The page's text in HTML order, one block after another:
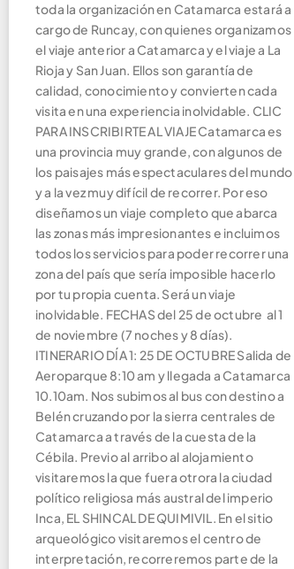
toda la organización en Catamarca estará a
cargo de Runcay, con quienes organizamos
el viaje anterior a Catamarca y el viaje a La
Rioja y San Juan. Ellos son garantía de
calidad, conocimiento y convierten cada
visita en una experiencia inolvidable. CLIC
PARA INSCRIBIRTE AL VIAJE Catamarca es
una provincia muy grande, con algunos de
los paisajes más espectaculares del mundo
y a la vez muy difícil de recorrer. Por eso
diseñamos un viaje completo que abarca
las zonas más impresionantes e incluimos
todos los servicios para poder recorrer una
zona del país que sería imposible hacerlo
por tu propia cuenta. Será un viaje
inolvidable. FECHAS del 25 de octubre al 1
de noviembre (7 noches y 8 días).
ITINERARIO DÍA 1: 25 DE OCTUBRE Salida de
Aeroparque 8:10 am y llegada a Catamarca
10.10am. Nos subimos al bus con destino a
Belén cruzando por la sierra centrales de
Catamarca a través de la cuesta de la
Cébila. Previo al arribo al alojamiento
visitaremos la que fuera otrora la ciudad
político religiosa más austral del imperio
Inca, EL SHINCAL DE QUIMIVIL. En el sitio
arqueológico visitaremos el centro de
interpretación, recorreremos parte de la